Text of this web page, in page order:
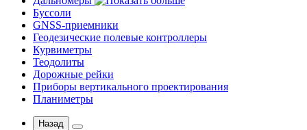
Буссоли
GNSS-приемники
Геодезические полевые контроллеры
Курвиметры
Теодолиты
Дорожные рейки
Приборы вертикального проектирования
Планиметры
Назад